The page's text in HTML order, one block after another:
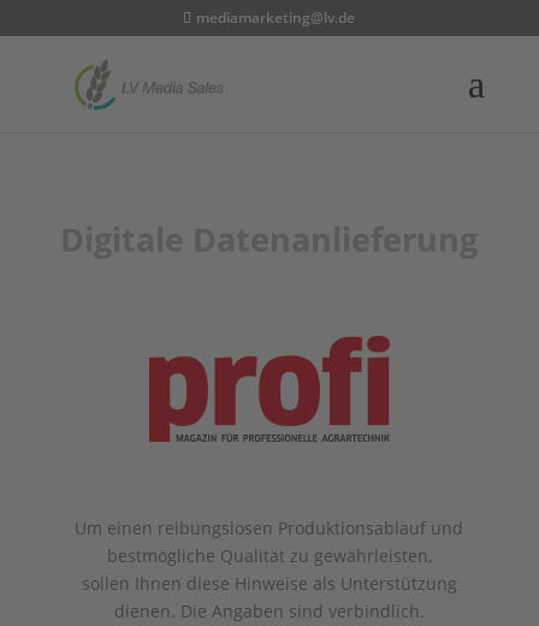
mediamarketing@lv.de
Um einen reibungslosen Produktionsablauf und
bestmögliche Qualität zu gewährleisten,
sollen Ihnen diese Hinweise als Unterstützung
dienen. Die Angaben sind verbindlich.